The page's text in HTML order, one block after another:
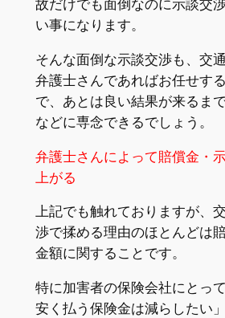
故だけでも面倒なのに示談交
い事になります。
そんな面倒な示談交渉も、交
弁護士さんであればお任せす
で、あとは良い結果が来るま
などに専念できるでしょう。
弁護士さんによって賠償金・
上がる
上記でも触れておりますが、
渉で揉める理由のほとんどは
金額に関することです。
特に加害者の保険会社にとっ
安く払う保険金は減らしたい